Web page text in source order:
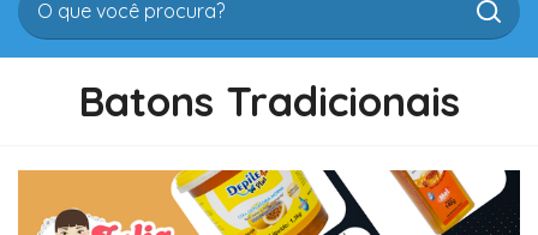
Batons Tradicionais